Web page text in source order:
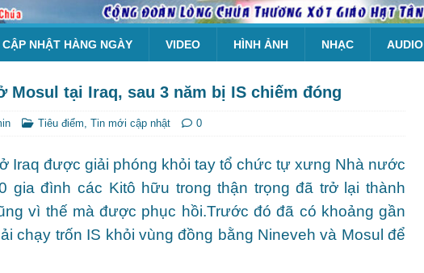
NHẬT HÀNG NGÀY VIDEO HÌNH ẢNH NHẠC AUDIO
Mosul tại Iraq, sau 3 năm bị IS chiếm đóng
Tiêu điểm, Tin mới cập nhật 0
Iraq được giải phóng khỏi tay tổ chức tự xưng Nhà nước
gia đình các Kitô hữu trong thận trọng đã trở lại thành
vì thế mà được phục hồi.Trước đó đã có khoảng gần
chạy trốn IS khỏi vùng đồng bằng Nineveh và Mosul để